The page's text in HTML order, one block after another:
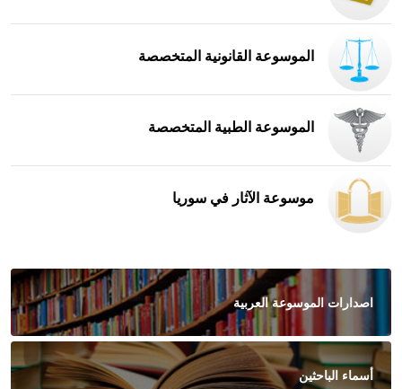
الموسوعة القانونية المتخصصة
الموسوعة الطبية المتخصصة
موسوعة الآثار في سوريا
اصدارات الموسوعة العربية
أسماء الباحثين